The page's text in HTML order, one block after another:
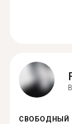
СВОБОДНЫЙ